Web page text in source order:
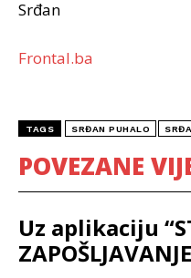
Srđan
Frontal.ba
TAGS SRĐAN PUHALO
POVEZANE
Uz aplikaciju